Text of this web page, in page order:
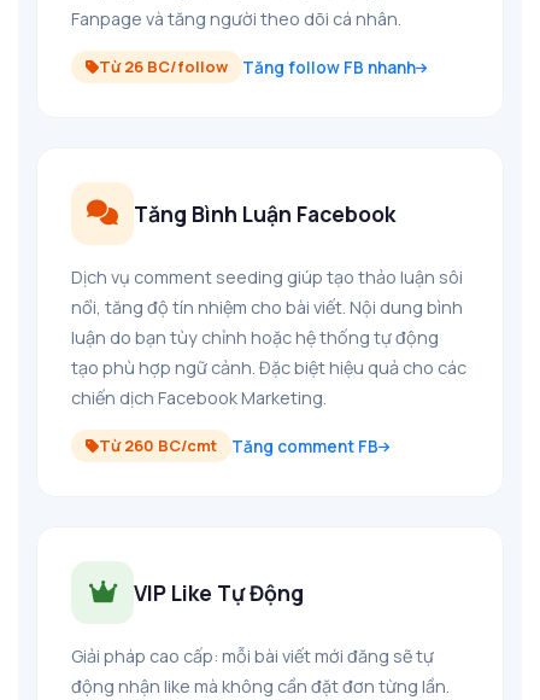
Fanpage và tăng người theo dõi cá nhân.
Từ 26 BC/follow Tăng follow FB nhanh
Tăng Bình Luận Facebook
Dịch vụ comment seeding giúp tạo thảo luận sôi
nổi, tăng độ tín nhiệm cho bài viết. Nội dung bình
luận do bạn tùy chỉnh hoặc hệ thống tự động
tạo phù hợp ngữ cảnh. Đặc biệt hiệu quả cho các
chiến dịch Facebook Marketing.
Từ 260 BC/cmt Tăng comment FB
VIP Like Tự Động
Giải pháp cao cấp: mỗi bài viết mới đăng sẽ tự
động nhận like mà không cần đặt đơn từng lần.